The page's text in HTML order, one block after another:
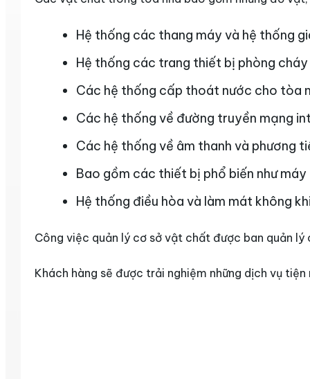
Hệ thống các thang máy và hệ thống
Hệ thống các trang thiết bị phòng
Các hệ thống cấp thoát nước cho tòa
Các hệ thống về đường truyền mạng
Các hệ thống về âm thanh và phương
Bao gồm các thiết bị phổ biến như
Hệ thống điều hòa và làm mát không
Công việc quản lý cơ sở vật chất được ban quản
Khách hàng sẽ được trải nghiệm những dịch vụ